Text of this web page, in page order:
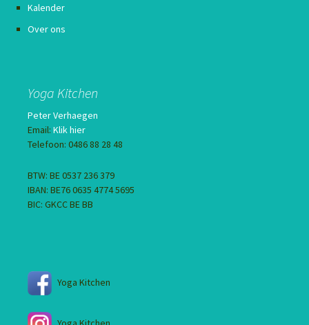
Kalender
Over ons
Yoga Kitchen
Peter Verhaegen
Email: Klik hier
Telefoon: 0486 88 28 48
BTW: BE 0537 236 379
IBAN: BE76 0635 4774 5695
BIC: GKCC BE BB
Yoga Kitchen